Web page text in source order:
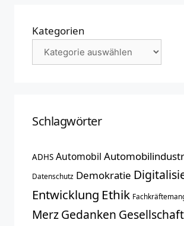
Kategorien
Schlagwörter
ADHS Automobil
Datenschutz Demokratie
Entwicklung Ethik
MerzGedanken Gesellschaft